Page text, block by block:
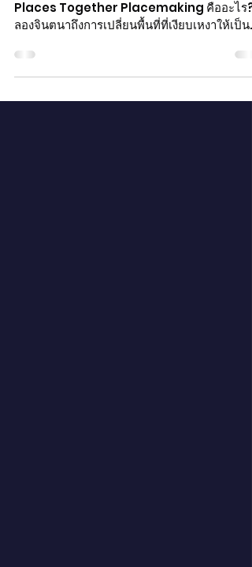
Placemaking คืออะไร?
Places Together Placemaking คืออะไร?
ลองจินตนาถึงการเปลี่ยนพื้นที่ที่เงียบเหงาให้เป็น
พื้นที่ที่มีช...